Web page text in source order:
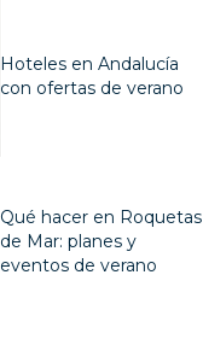
Hoteles en Andalucía
con ofertas de verano
Qué hacer en Roquetas
de Mar: planes y
eventos de verano